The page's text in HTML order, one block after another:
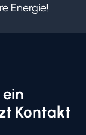
Energie!
Kontakt